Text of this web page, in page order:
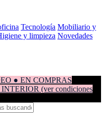
Tecnología Mobiliario y
y limpieza Novedades
● EN COMPRAS
(ver condiciones